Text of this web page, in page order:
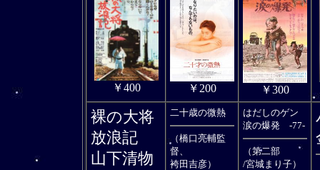
￥400 ￥200 ￥300
裸の大将
放浪記
山下清物
二十歳の微熱
（橋口亮輔監
督、
袴田吉彦）
はだしのゲン
涙の爆発 -77-
（第二部
/宮城まり子）